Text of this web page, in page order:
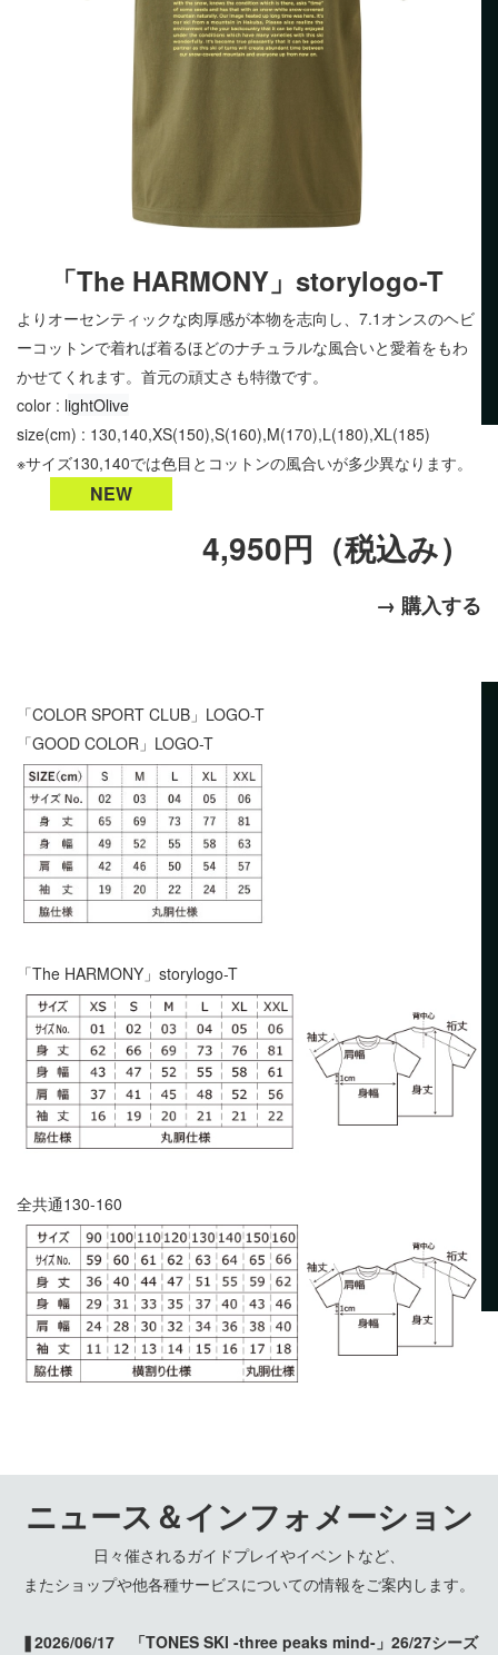
「The HARMONY」storylogo-T
よりオーセンティックな肉厚感が本物を志向し、7.1オンスのヘビ
ーコットンで着れば着るほどのナチュラルな風合いと愛着をもわ
かせてくれます。首元の頑丈さも特徴です。
color : lightOlive
size(cm) : 130,140,XS(150),S(160),M(170),L(180),XL(185)
※サイズ130,140では色目とコットンの風合いが多少異なります。
NEW
4,950円（税込み）
→ 購入する
「COLOR SPORT CLUB」LOGO-T
「GOOD COLOR」LOGO-T
「The HARMONY」storylogo-T
全共通130-160
ニュース＆インフォメーション
日々催されるガイドプレイやイベントなど、
またショップや他各種サービスについての情報をご案内します。
❚2026/06/17 「TONES SKI -three peaks mind-」26/27シーズ